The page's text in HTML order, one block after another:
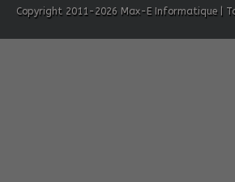
Copyright 2011-2026 Max-E Informatique |